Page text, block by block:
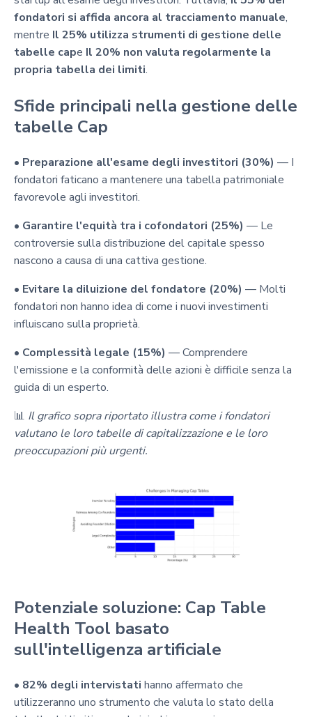
fondatori si affida ancora al tracciamento manuale,
mentre Il 25% utilizza strumenti di gestione delle
tabelle cape Il 20% non valuta regolarmente la
propria tabella dei limiti.
Sfide principali nella gestione delle
tabelle Cap
• Preparazione all'esame degli investitori (30%) — I
fondatori faticano a mantenere una tabella patrimoniale
favorevole agli investitori.
• Garantire l'equità tra i cofondatori (25%) — Le
controversie sulla distribuzione del capitale spesso
nascono a causa di una cattiva gestione.
• Evitare la diluizione del fondatore (20%) — Molti
fondatori non hanno idea di come i nuovi investimenti
influiscano sulla proprietà.
• Complessità legale (15%) — Comprendere
l'emissione e la conformità delle azioni è difficile senza la
guida di un esperto.
📊 Il grafico sopra riportato illustra come i fondatori
valutano le loro tabelle di capitalizzazione e le loro
preoccupazioni più urgenti.
Potenziale soluzione: Cap Table
Health Tool basato
sull'intelligenza artificiale
• 82% degli intervistati hanno affermato che
utilizzeranno uno strumento che valuta lo stato della